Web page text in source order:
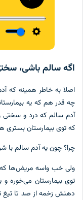
سالم باشی، سختی
به خاطر همینه که
قدر هم که یه بیمارستانی
سالم که درد و سختی وارد
توی بیمارستان‌ بستری
چون یه آدم سالم با
خب واسه مریض‌ها که
بیمارستان می‌خوره و یه
زخمه از صد تا تیغ